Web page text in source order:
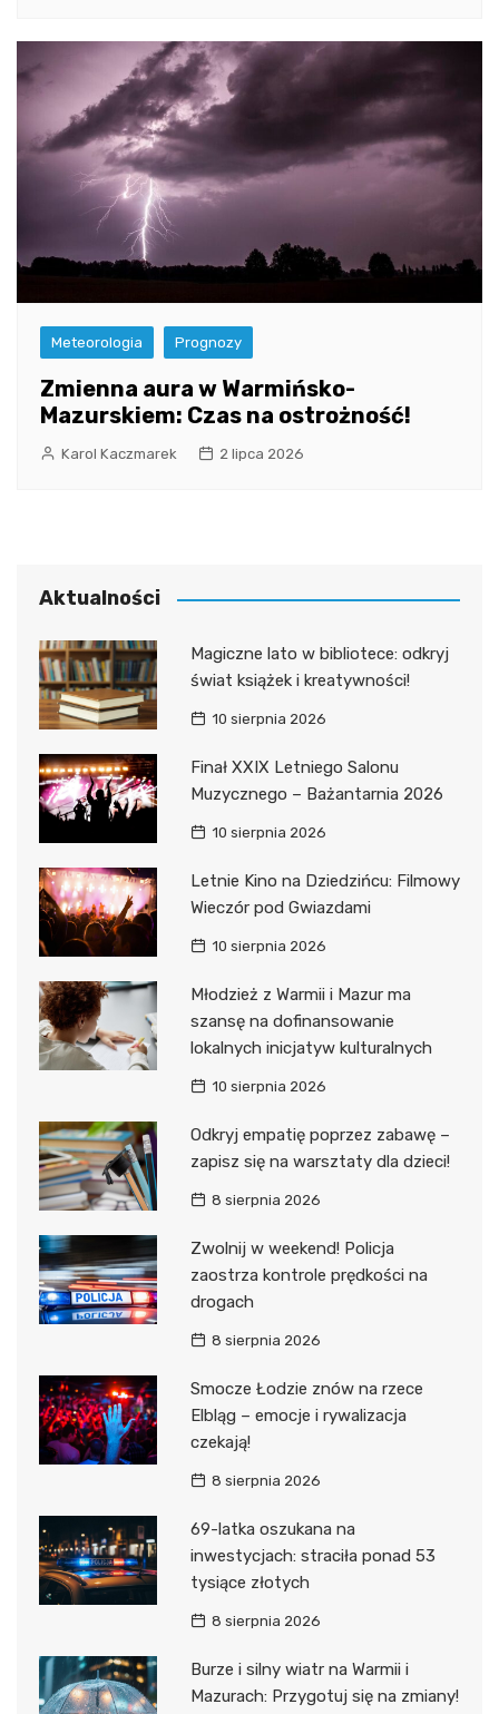
Meteorologia Prognozy
Zmienna aura w Warmińsko-
Mazurskiem: Czas na ostrożność!
Karol Kaczmarek 2 lipca 2026
Aktualności
Magiczne lato w bibliotece: odkryj
świat książek i kreatywności!
10 sierpnia 2026
Finał XXIX Letniego Salonu
Muzycznego – Bażantarnia 2026
10 sierpnia 2026
Letnie Kino na Dziedzińcu: Filmowy
Wieczór pod Gwiazdami
10 sierpnia 2026
Młodzież z Warmii i Mazur ma
szansę na dofinansowanie
lokalnych inicjatyw kulturalnych
10 sierpnia 2026
Odkryj empatię poprzez zabawę –
zapisz się na warsztaty dla dzieci!
8 sierpnia 2026
Zwolnij w weekend! Policja
zaostrza kontrole prędkości na
drogach
8 sierpnia 2026
Smocze Łodzie znów na rzece
Elbląg – emocje i rywalizacja
czekają!
8 sierpnia 2026
69-latka oszukana na
inwestycjach: straciła ponad 53
tysiące złotych
8 sierpnia 2026
Burze i silny wiatr na Warmii i
Mazurach: Przygotuj się na zmiany!